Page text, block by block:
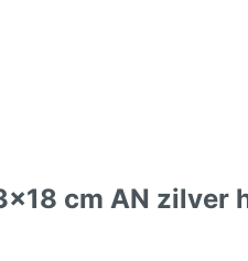
cm AN zilver